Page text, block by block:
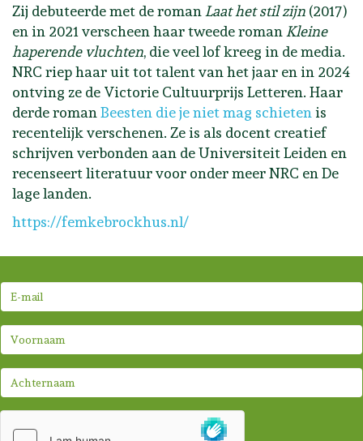
Zij debuteerde met de roman Laat het stil zijn (2017)
en in 2021 verscheen haar tweede roman Kleine
haperende vluchten, die veel lof kreeg in de media.
NRC riep haar uit tot talent van het jaar en in 2024
ontving ze de Victorie Cultuurprijs Letteren. Haar
derde roman Beesten die je niet mag schieten is
recentelijk verschenen. Ze is als docent creatief
schrijven verbonden aan de Universiteit Leiden en
recenseert literatuur voor onder meer NRC en De
lage landen.
https://femkebrockhus.nl/